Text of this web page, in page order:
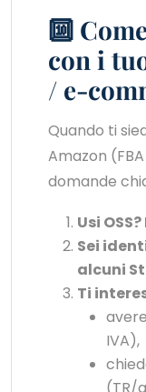
🔟
con i
/ e-
Quando ti
Amazon
domande
Usi
Sei
alcuni
Ti
avere
IVA),